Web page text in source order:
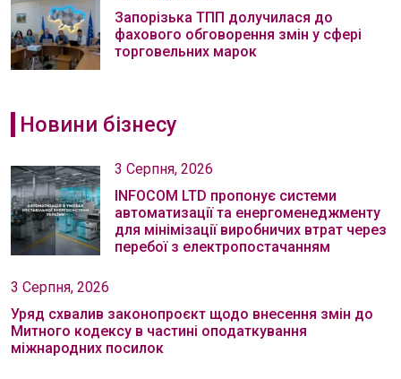
Запорізька ТПП долучилася до
фахового обговорення змін у сфері
торговельних марок
Новини бізнесу
3 Серпня, 2026
INFOCOM LTD пропонує системи
автоматизації та енергоменеджменту
для мінімізації виробничих втрат через
перебої з електропостачанням
3 Серпня, 2026
Уряд схвалив законопроєкт щодо внесення змін до
Митного кодексу в частині оподаткування
міжнародних посилок